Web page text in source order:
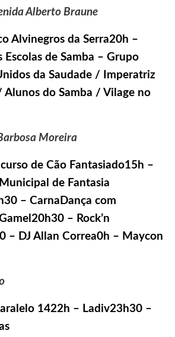
Alberto Braune
Alvinegros da Serra20h –
Escolas de Samba – Grupo
da Saudade / Imperatriz
Alunos do Samba / Vilage no
Moreira
de Cão Fantasiado15h –
de Fantasia
– CarnaDança com
– Rock’n
– DJ Allan Correa0h – Maycon
1422h – Ladiv23h30 –